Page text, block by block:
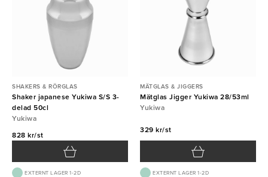
SHAKERS & RÖRGLAS
Shaker japanese Yukiwa S/S 3-
delad 50cl
Yukiwa
828 kr/st
EXTERNT LAGER 1-2D
MÄTGLAS & JIGGERS
Mätglas Jigger Yukiwa 28/53ml
Yukiwa
329 kr/st
EXTERNT LAGER 1-2D